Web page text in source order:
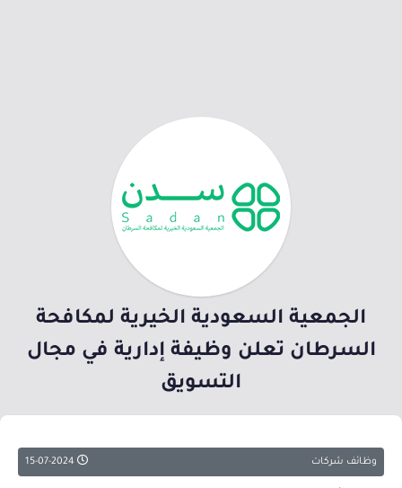
الجمعية السعودية الخيرية لمكافحة
السرطان تعلن وظيفة إدارية في مجال
التسويق
وظائف شركات